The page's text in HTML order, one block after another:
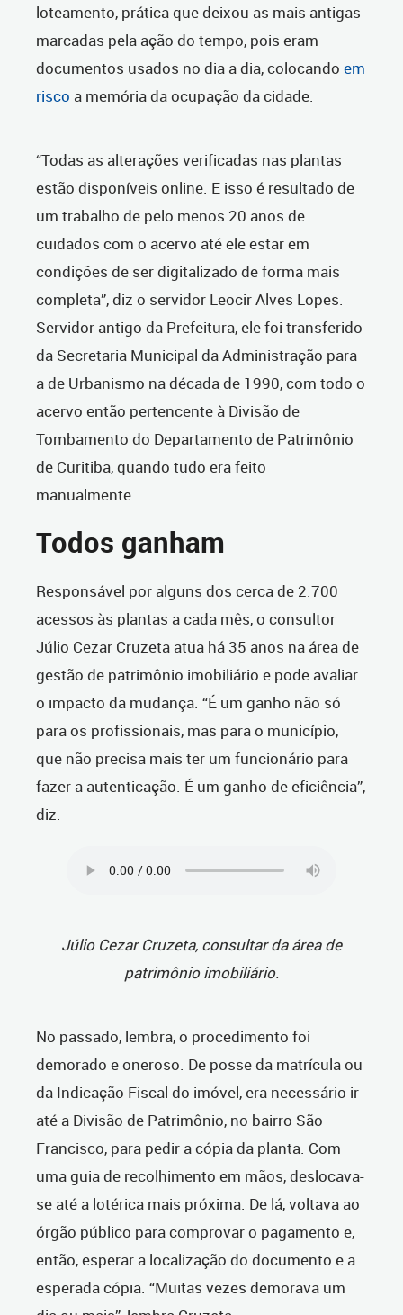
loteamento, prática que deixou as mais antigas
marcadas pela ação do tempo, pois eram
documentos usados no dia a dia, colocando em
risco a memória da ocupação da cidade.
“Todas as alterações verificadas nas plantas
estão disponíveis online. E isso é resultado de
um trabalho de pelo menos 20 anos de
cuidados com o acervo até ele estar em
condições de ser digitalizado de forma mais
completa”, diz o servidor Leocir Alves Lopes.
Servidor antigo da Prefeitura, ele foi transferido
da Secretaria Municipal da Administração para
a de Urbanismo na década de 1990, com todo o
acervo então pertencente à Divisão de
Tombamento do Departamento de Patrimônio
de Curitiba, quando tudo era feito
manualmente.
Todos ganham
Responsável por alguns dos cerca de 2.700
acessos às plantas a cada mês, o consultor
Júlio Cezar Cruzeta atua há 35 anos na área de
gestão de patrimônio imobiliário e pode avaliar
o impacto da mudança. “É um ganho não só
para os profissionais, mas para o município,
que não precisa mais ter um funcionário para
fazer a autenticação. É um ganho de eficiência”,
diz.
Júlio Cezar Cruzeta, consultar da área de
patrimônio imobiliário.
No passado, lembra, o procedimento foi
demorado e oneroso. De posse da matrícula ou
da Indicação Fiscal do imóvel, era necessário ir
até a Divisão de Patrimônio, no bairro São
Francisco, para pedir a cópia da planta. Com
uma guia de recolhimento em mãos, deslocava-
se até a lotérica mais próxima. De lá, voltava ao
órgão público para comprovar o pagamento e,
então, esperar a localização do documento e a
esperada cópia. “Muitas vezes demorava um